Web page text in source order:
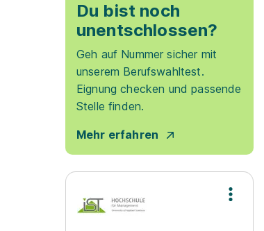
Du bist noch
unentschlossen?
Geh auf Nummer sicher mit
unserem Berufswahltest.
Eignung checken und passende
Stelle finden.
Mehr erfahren